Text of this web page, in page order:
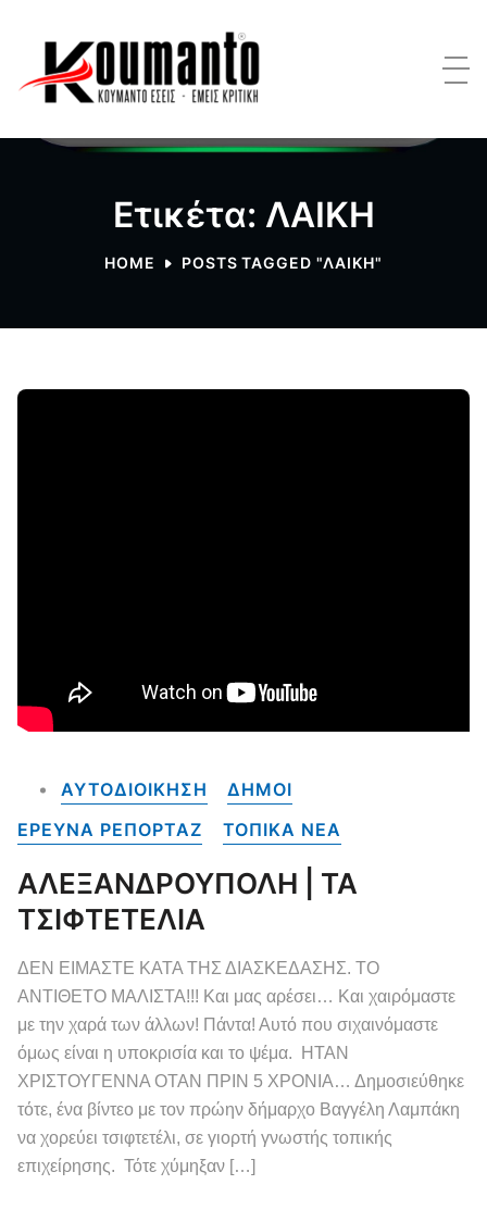
Ετικέτα: ΛΑΙΚΗ
HOME POSTS TAGGED "ΛΑΙΚΗ"
ΑΥΤΟΔΙΟΙΚΗΣΗ
ΔΗΜΟΙ
ΕΡΕΥΝΑ ΡΕΠΟΡΤΑΖ
ΤΟΠΙΚΑ NEA
ΑΛΕΞΑΝΔΡΟΥΠΟΛΗ | ΤΑ
ΤΣΙΦΤΕΤΕΛΙΑ
ΔΕΝ ΕΙΜΑΣΤΕ ΚΑΤΑ ΤΗΣ ΔΙΑΣΚΕΔΑΣΗΣ. ΤΟ
ΑΝΤΙΘΕΤΟ ΜΑΛΙΣΤΑ!!! Και μας αρέσει… Και χαιρόμαστε
με την χαρά των άλλων! Πάντα! Αυτό που σιχαινόμαστε
όμως είναι η υποκρισία και το ψέμα. ΗΤΑΝ
ΧΡΙΣΤΟΥΓΕΝΝΑ ΟΤΑΝ ΠΡΙΝ 5 ΧΡΟΝΙΑ… Δημοσιεύθηκε
τότε, ένα βίντεο με τον πρώην δήμαρχο Βαγγέλη Λαμπάκη
να χορεύει τσιφτετέλι, σε γιορτή γνωστής τοπικής
επιχείρησης. Τότε χύμηξαν […]